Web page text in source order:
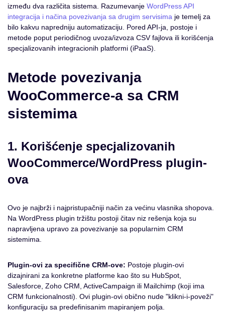
između dva različita sistema. Razumevanje WordPress API
integracija i načina povezivanja sa drugim servisima je temelj za
bilo kakvu napredniju automatizaciju. Pored API-ja, postoje i
metode poput periodičnog uvoza/izvoza CSV fajlova ili korišćenja
specjalizovanih integracionih platformi (iPaaS).
Metode povezivanja
WooCommerce-a sa CRM
sistemima
1. Korišćenje specjalizovanih
WooCommerce/WordPress plugin-
ova
Ovo je najbrži i najpristupačniji način za većinu vlasnika shopova.
Na WordPress plugin tržištu postoji čitav niz rešenja koja su
napravljena upravo za povezivanje sa popularnim CRM
sistemima.
Plugin-ovi za specifične CRM-ove: Postoje plugin-ovi
dizajnirani za konkretne platforme kao što su HubSpot,
Salesforce, Zoho CRM, ActiveCampaign ili Mailchimp (koji ima
CRM funkcionalnosti). Ovi plugin-ovi obično nude "klikni-i-poveži"
konfiguraciju sa predefinisanim mapiranjem polja.